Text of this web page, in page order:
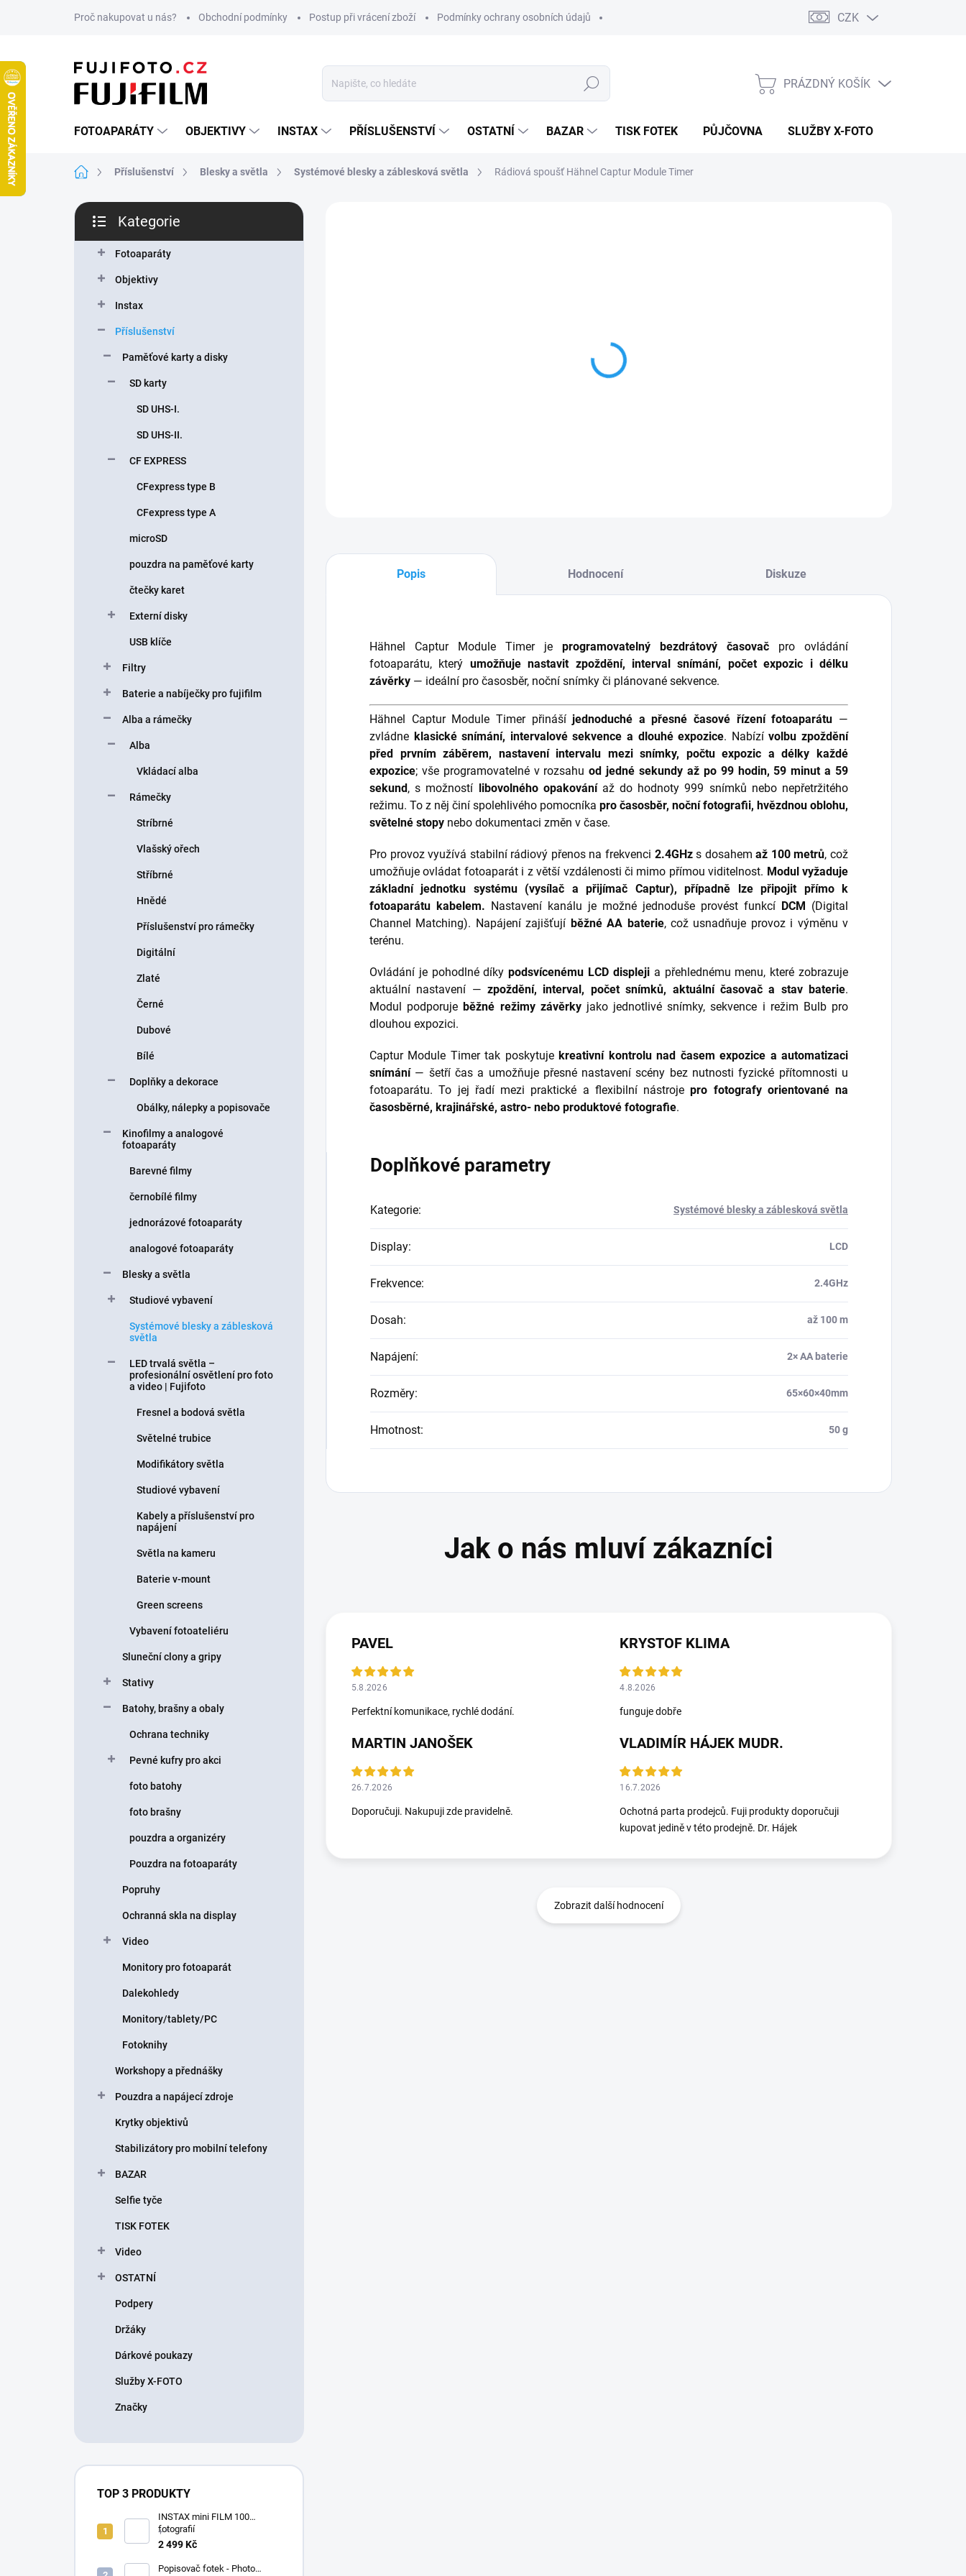
Proč nakupovat u nás? Obchodní podmínky Postup při vrácení zboží Podmínky ochrany osobních údajů CZK
Hledat
NÁKUPNÍ
PRÁZDNÝ KOŠÍK
FOTOAPARÁTY OBJEKTIVY INSTAX PŘÍSLUŠENSTVÍ OSTATNÍ BAZAR TISK FOTEK PŮJČOVNA SLUŽBY X-FOTO
Domů Příslušenství Blesky a světla Systémové blesky a záblesková světla Rádiová spoušť Hähnel Captur Module Timer
P
s
kategorie
Kategorie
Fotoaparáty
Objektivy
Instax
Příslušenství
Paměťové karty a disky
SD karty
SD UHS-I.
SD UHS-II.
CF EXPRESS
CFexpress type B
CFexpress type A
microSD
pouzdra na paměťové karty
čtečky karet
Externí disky
USB klíče
Filtry
Baterie a nabíječky pro fujifilm
Alba a rámečky
Alba
Vkládací alba
Rámečky
Stríbrné
Vlašský ořech
Stříbrné
Hnědé
Příslušenství pro rámečky
Digitální
Zlaté
Černé
Dubové
Bílé
Doplňky a dekorace
Obálky, nálepky a popisovače
Kinofilmy a analogové
fotoaparáty
Barevné filmy
černobílé filmy
jednorázové fotoaparáty
analogové fotoaparáty
Blesky a světla
Studiové vybavení
Systémové blesky a záblesková
světla
LED trvalá světla –
profesionální osvětlení pro foto
a video | Fujifoto
Fresnel a bodová světla
Světelné trubice
Modifikátory světla
Studiové vybavení
Kabely a příslušenství pro
napájení
Světla na kameru
Baterie v-mount
Green screens
Vybavení fotoateliéru
Sluneční clony a gripy
Stativy
Batohy, brašny a obaly
Ochrana techniky
Pevné kufry pro akci
foto batohy
foto brašny
pouzdra a organizéry
Pouzdra na fotoaparáty
Popruhy
Ochranná skla na display
Video
Monitory pro fotoaparát
Dalekohledy
Monitory/tablety/PC
Fotoknihy
Workshopy a přednášky
Pouzdra a napájecí zdroje
Krytky objektivů
Stabilizátory pro mobilní telefony
BAZAR
Selfie tyče
TISK FOTEK
Video
OSTATNÍ
Podpery
Držáky
Dárkové poukazy
Služby X-FOTO
Značky
TOP 3 PRODUKTY
INSTAX mini FILM 100
fotografií
+ *
2 499 Kč
Popisovač fotek - Photo
Popis Hodnocení Diskuze
Hähnel Captur Module Timer je programovatelný bezdrátový časovač pro ovládání
fotoaparátu, který umožňuje nastavit zpoždění, interval snímání, počet expozic i délku
závěrky — ideální pro časosběr, noční snímky či plánované sekvence.
Hähnel Captur Module Timer přinášíjednoduché a přesné časové řízení fotoaparátu —
zvládne klasické snímání, intervalové sekvence a dlouhé expozice. Nabízívolbu zpoždění
před prvním záběrem, nastavení intervalu mezi snímky, počtu expozic a délky každé
expozice; vše programovatelné v rozsahuod jedné sekundy až po 99 hodin, 59 minut a 59
sekund, s možností libovolného opakováníaž do hodnoty 999 snímků nebo nepřetržitého
režimu. To z něj činí spolehlivého pomocníka pro časosběr, noční fotografii, hvězdnou oblohu,
světelné stopy nebo dokumentaci změn v čase.
Pro provoz využívá stabilní rádiový přenos na frekvenci 2.4GHzs dosahemaž 100 metrů, což
umožňuje ovládat fotoaparát i z větší vzdálenosti či mimo přímou viditelnost. Modul vyžaduje
základní jednotku systému (vysílač a přijímač Captur), případně lze připojit přímo k
fotoaparátu kabelem. Nastavení kanálu je možné jednoduše provést funkcí DCM (Digital
Channel Matching). Napájení zajišťují běžné AA baterie, což usnadňuje provoz i výměnu v
terénu.
Ovládání je pohodlné díkypodsvícenému LCD displejia přehlednému menu, které zobrazuje
aktuální nastavení —zpoždění, interval, počet snímků, aktuální časovač a stav baterie.
Modul podporujeběžné režimy závěrkyjako jednotlivé snímky, sekvence i režim Bulb pro
dlouhou expozici.
Captur Module Timer tak poskytujekreativní kontrolu nad časem expozice a automatizaci
snímání— šetří čas a umožňuje přesné nastavení scény bez nutnosti fyzické přítomnosti u
fotoaparátu. To jej řadí mezi praktické a flexibilní nástrojepro fotografy orientované na
časosběrné, krajinářské, astro- nebo produktové fotografie.
Doplňkové parametry
Kategorie: Systémové blesky a záblesková světla
Display: LCD
Frekvence: 2.4GHz
Dosah: až 100 m
Napájení: 2× AA baterie
Rozměry: 65×60×40mm
Hmotnost: 50 g
PAVEL
5.8.2026
Perfektní komunikace, rychlé dodání.
KRYSTOF KLIMA
4.8.2026
funguje dobře
MARTIN JANOŠEK
26.7.2026
Doporučuji. Nakupuji zde pravidelně.
VLADIMÍR HÁJEK MUDR.
16.7.2026
Ochotná parta prodejců. Fuji produkty doporučuji
kupovat jedině v této prodejně. Dr. Hájek
Zobrazit další hodnocení